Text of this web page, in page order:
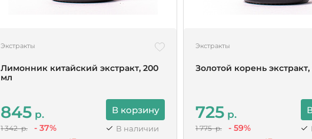
Экстракты
Лимонник китайский экстракт, 200
мл
845р.
1 342 р. - 37%
В корзину
В наличии
Экстракты
Золотой корень
725р.
1 775 р. - 59%